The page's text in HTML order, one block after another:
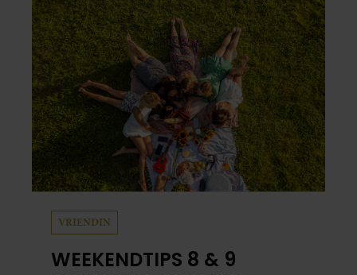
VRIENDIN
WEEKENDTIPS 8 & 9